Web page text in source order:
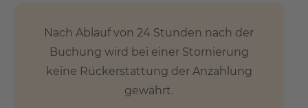
Nach Ablauf von 24 Stunden nach der
Buchung wird bei einer Stornierung
keine Rückerstattung der Anzahlung
gewährt.